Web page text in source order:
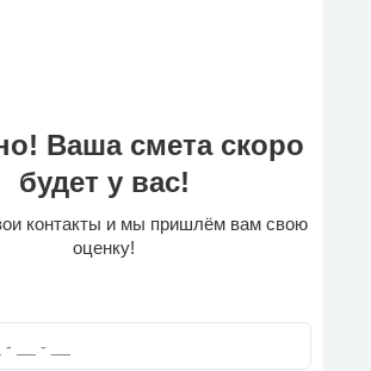
Ваша смета скоро
будет у вас!
контакты и мы пришлём вам свою
оценку!